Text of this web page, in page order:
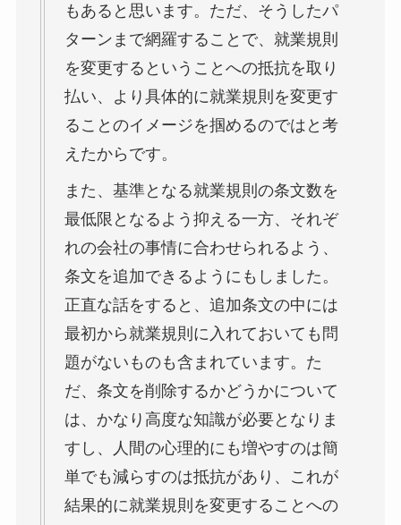
もあると思います。ただ、そうしたパ
ターンまで網羅することで、就業規則
を変更するということへの抵抗を取り
払い、より具体的に就業規則を変更す
ることのイメージを掴めるのではと考
えたからです。
また、基準となる就業規則の条文数を
最低限となるよう抑える一方、それぞ
れの会社の事情に合わせられるよう、
条文を追加できるようにもしました。
正直な話をすると、追加条文の中には
最初から就業規則に入れておいても問
題がないものも含まれています。た
だ、条文を削除するかどうかについて
は、かなり高度な知識が必要となりま
すし、人間の心理的にも増やすのは簡
単でも減らすのは抵抗があり、これが
結果的に就業規則を変更することへの